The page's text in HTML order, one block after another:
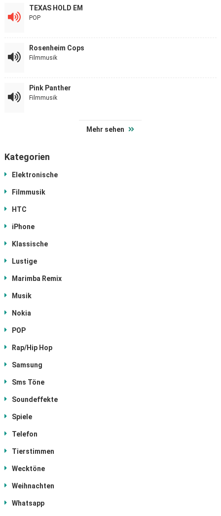
TEXAS HOLD EM
POP
Rosenheim Cops
Filmmusik
Pink Panther
Filmmusik
Mehr sehen
Kategorien
Elektronische
Filmmusik
HTC
iPhone
Klassische
Lustige
Marimba Remix
Musik
Nokia
POP
Rap/Hip Hop
Samsung
Sms Töne
Soundeffekte
Spiele
Telefon
Tierstimmen
Wecktöne
Weihnachten
Whatsapp